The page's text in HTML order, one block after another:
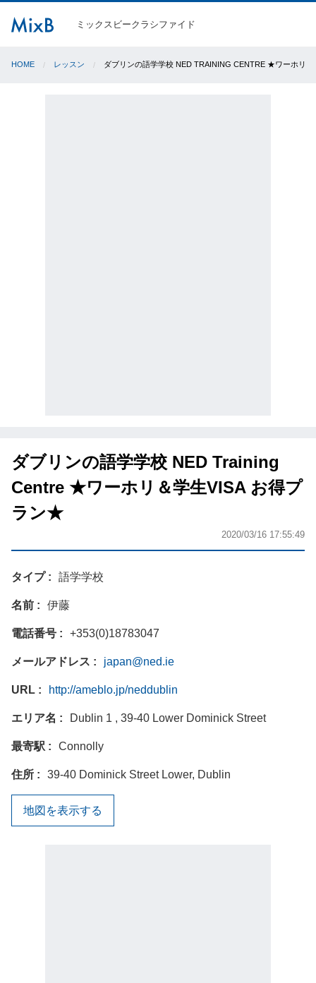
ミックスビークラシファイド
HOME レッスン ダブリンの語学学校 NED TRAINING CENTRE ★ワーホリ
ダブリンの語学学校 NED Training
Centre ★ワーホリ＆学生VISA お得プ
ラン★
2020/03/16 17:55:49
タイプ 語学学校
名前 伊藤
電話番号 +353(0)18783047
メールアドレス japan@ned.ie
URL http://ameblo.jp/neddublin
エリア名 Dublin 1 , 39-40 Lower Dominick Street
最寄駅 Connolly
住所 39-40 Dominick Street Lower, Dublin
地図を表示する